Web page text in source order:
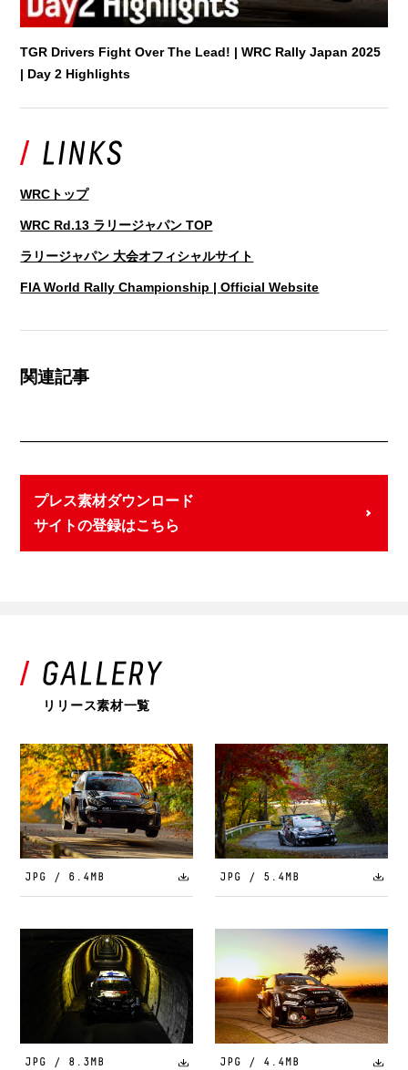
TGR Drivers Fight Over The Lead! | WRC Rally Japan 2025
| Day 2 Highlights
WRCトップ
WRC Rd.13 ラリージャパン TOP
ラリージャパン 大会オフィシャルサイト
FIA World Rally Championship | Official Website
関連記事
プレス素材ダウンロード
サイトの登録はこちら
リリース素材一覧
JPG / 6.4MB JPG / 5.4MB
JPG / 8.3MB JPG / 4.4MB